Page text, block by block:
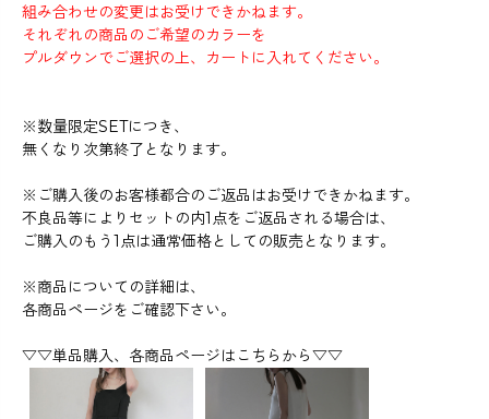
組み合わせの変更はお受けできかねます。
それぞれの商品のご希望のカラーを
プルダウンでご選択の上、カートに入れてください。
※数量限定SETにつき、
無くなり次第終了となります。
※ご購入後のお客様都合のご返品はお受けできかねます。
不良品等によりセットの内1点をご返品される場合は、
ご購入のもう1点は通常価格としての販売となります。
※商品についての詳細は、
各商品ページをご確認下さい。
▽▽単品購入、各商品ページはこちらから▽▽